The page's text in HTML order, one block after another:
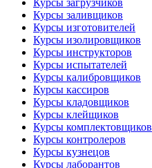
Курсы загрузчиков
Курсы заливщиков
Курсы изготовителей
Курсы изолировщиков
Курсы инструкторов
Курсы испытателей
Курсы калибровщиков
Курсы кассиров
Курсы кладовщиков
Курсы клейщиков
Курсы комплектовщиков
Курсы контролеров
Курсы кузнецов
Курсы лаборантов